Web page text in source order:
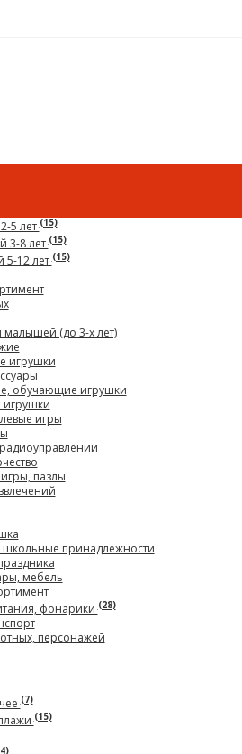
5 лет(15)
3-8 лет(15)
5-12 лет(15)
малышей (до 3-х лет)
игрушки
обучающие игрушки
игры
пазлы
школьные принадлежности
мебель
фонарики(28)
персонажей
(7)
(15)